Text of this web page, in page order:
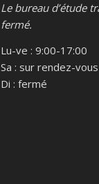
Le bureau d’étude
fermé.
Lu-ve : 9:00-17:00
Sa : sur rendez-vous
Di : fermé